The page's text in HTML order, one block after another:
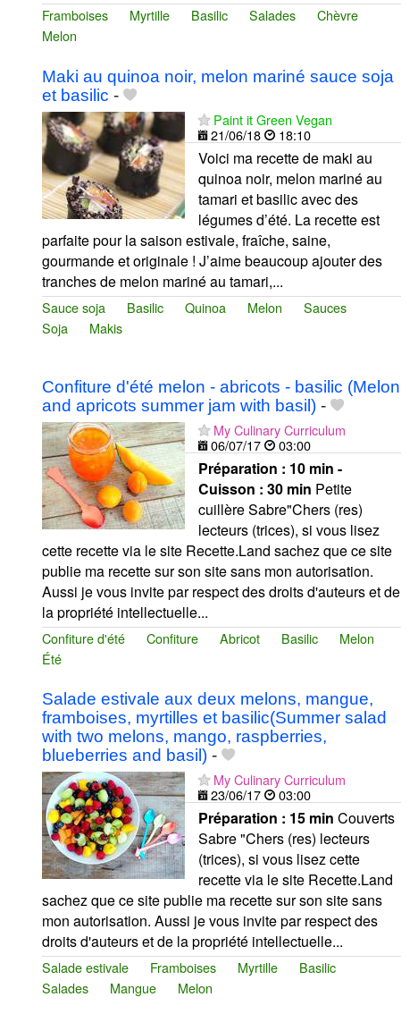
Framboises Myrtille Basilic Salades
Chèvre
Melon
Maki au quinoa noir, melon mariné sauce soja
et basilic -
Paint it Green Vegan
21/06/18
18:10
Voici ma recette de maki au
quinoa noir, melon mariné au
tamari et basilic avec des
légumes d’été. La recette est
parfaite pour la saison estivale, fraîche, saine,
gourmande et originale ! J’aime beaucoup ajouter des
tranches de melon mariné au tamari,...
Sauce soja Basilic Quinoa Melon
Sauces
Soja
Makis
Confiture d'été melon - abricots - basilic (Melon
and apricots summer jam with basil) -
My Culinary Curriculum
06/07/17
03:00
Préparation : 10 min -
Cuisson : 30 min Petite
cuillère Sabre"Chers (res)
lecteurs (trices), si vous lisez
cette recette via le site Recette.Land sachez que ce site
publie ma recette sur son site sans mon autorisation.
Aussi je vous invite par respect des droits d'auteurs et de
la propriété intellectuelle...
Confiture d'été Confiture Abricot Basilic
Melon
Été
Salade estivale aux deux melons, mangue,
framboises, myrtilles et basilic(Summer salad
with two melons, mango, raspberries,
blueberries and basil) -
My Culinary Curriculum
23/06/17
03:00
Préparation : 15 min Couverts
Sabre "Chers (res) lecteurs
(trices), si vous lisez cette
recette via le site Recette.Land
sachez que ce site publie ma recette sur son site sans
mon autorisation. Aussi je vous invite par respect des
droits d'auteurs et de la propriété intellectuelle...
Salade estivale Framboises Myrtille
Basilic
Salades
Mangue Melon